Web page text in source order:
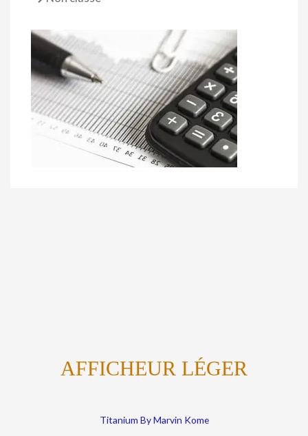
AFFICHEUR LÉGER
Titanium By Marvin Kome